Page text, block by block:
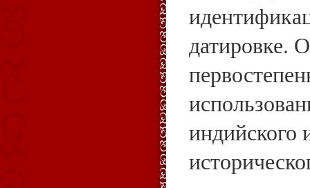
датировке.
индийского